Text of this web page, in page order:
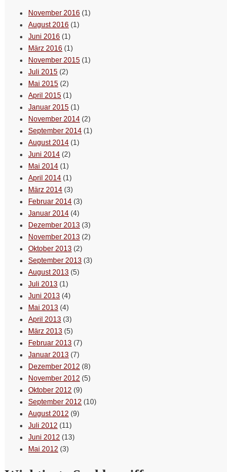
November 2016 (1)
August 2016 (1)
Juni 2016 (1)
März 2016 (1)
November 2015 (1)
Juli 2015 (2)
Mai 2015 (2)
April 2015 (1)
Januar 2015 (1)
November 2014 (2)
September 2014 (1)
August 2014 (1)
Juni 2014 (2)
Mai 2014 (1)
April 2014 (1)
März 2014 (3)
Februar 2014 (3)
Januar 2014 (4)
Dezember 2013 (3)
November 2013 (2)
Oktober 2013 (2)
September 2013 (3)
August 2013 (5)
Juli 2013 (1)
Juni 2013 (4)
Mai 2013 (4)
April 2013 (3)
März 2013 (5)
Februar 2013 (7)
Januar 2013 (7)
Dezember 2012 (8)
November 2012 (5)
Oktober 2012 (9)
September 2012 (10)
August 2012 (9)
Juli 2012 (11)
Juni 2012 (13)
Mai 2012 (3)